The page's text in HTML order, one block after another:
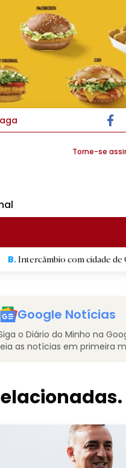
Torne-se
com cidade de Cali deixa em
Google Notícias
o Diário do Minho na
as notícias em primeira